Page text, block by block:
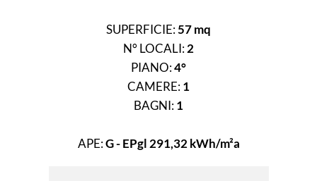
SUPERFICIE:57 mq
N° LOCALI:2
PIANO:4°
CAMERE:1
BAGNI:1
APE:G - EPgl 291,32 kWh/m²a